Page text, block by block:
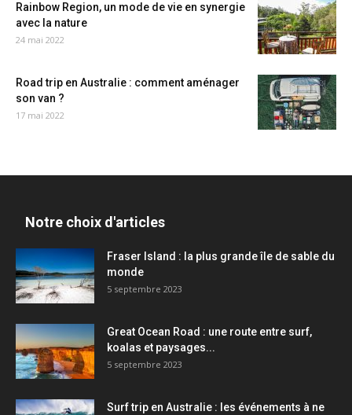
Rainbow Region, un mode de vie en synergie
avec la nature
24 mai 2022
Road trip en Australie : comment aménager
son van ?
17 mai 2022
Notre choix d'articles
Fraser Island : la plus grande île de sable du
monde
5 septembre 2023
Great Ocean Road : une route entre surf,
koalas et paysages...
5 septembre 2023
Surf trip en Australie : les événements à ne